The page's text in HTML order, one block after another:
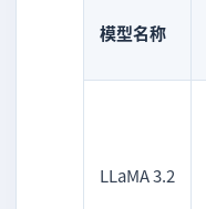
模型名称
LLaMA 3.2